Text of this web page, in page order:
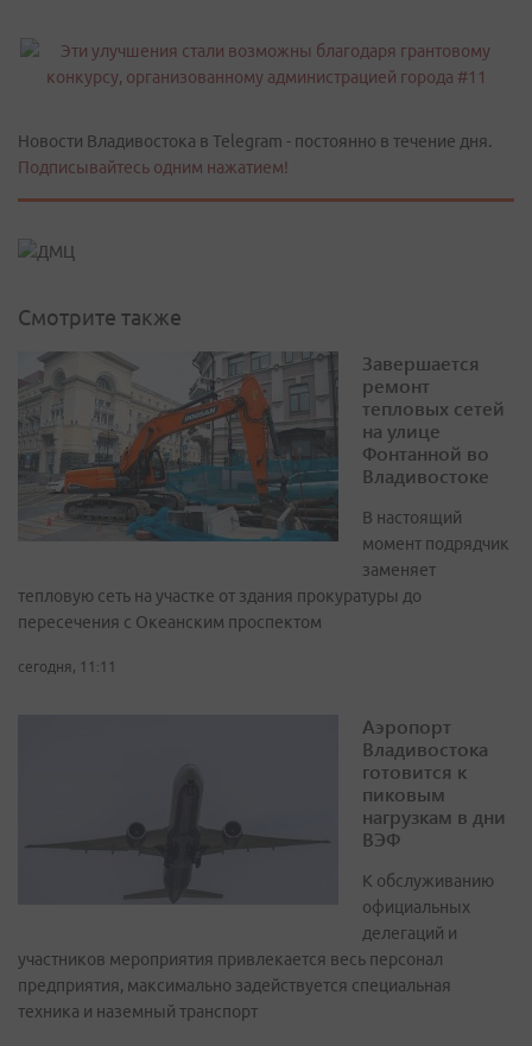
Новости Владивостока в Telegram - постоянно в течение дня.
Подписывайтесь одним нажатием!
Смотрите также
Завершается
ремонт
тепловых сетей
на улице
Фонтанной во
Владивостоке
В настоящий
момент подрядчик
заменяет
тепловую сеть на участке от здания прокуратуры до
пересечения с Океанским проспектом
сегодня, 11:11
Аэропорт
Владивостока
готовится к
пиковым
нагрузкам в дни
ВЭФ
К обслуживанию
официальных
делегаций и
участников мероприятия привлекается весь персонал
предприятия, максимально задействуется специальная
техника и наземный транспорт